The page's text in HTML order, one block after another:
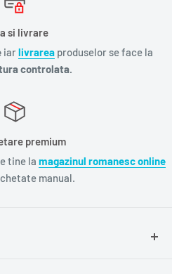
si livrare
iarlivrarea produselor se face la
controlata.
premium
tine la magazinul romanesc online
manual.